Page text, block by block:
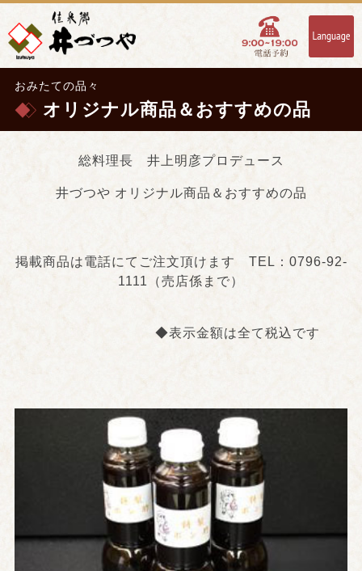
おみたての品々
オリジナル商品＆おすすめの品
総料理長 井上明彦プロデュース
井づつや オリジナル商品＆おすすめの品
掲載商品は電話にてご注文頂けます TEL：0796-92-
1111（売店係まで）
◆表示金額は全て税込です